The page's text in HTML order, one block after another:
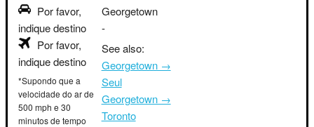
Por favor,
indique destino
Por favor,
indique destino
*Supondo que a
velocidade do ar de
500 mph e 30
minutos de tempo
Georgetown
-
See also:
Georgetown →
Seul
Georgetown →
Toronto